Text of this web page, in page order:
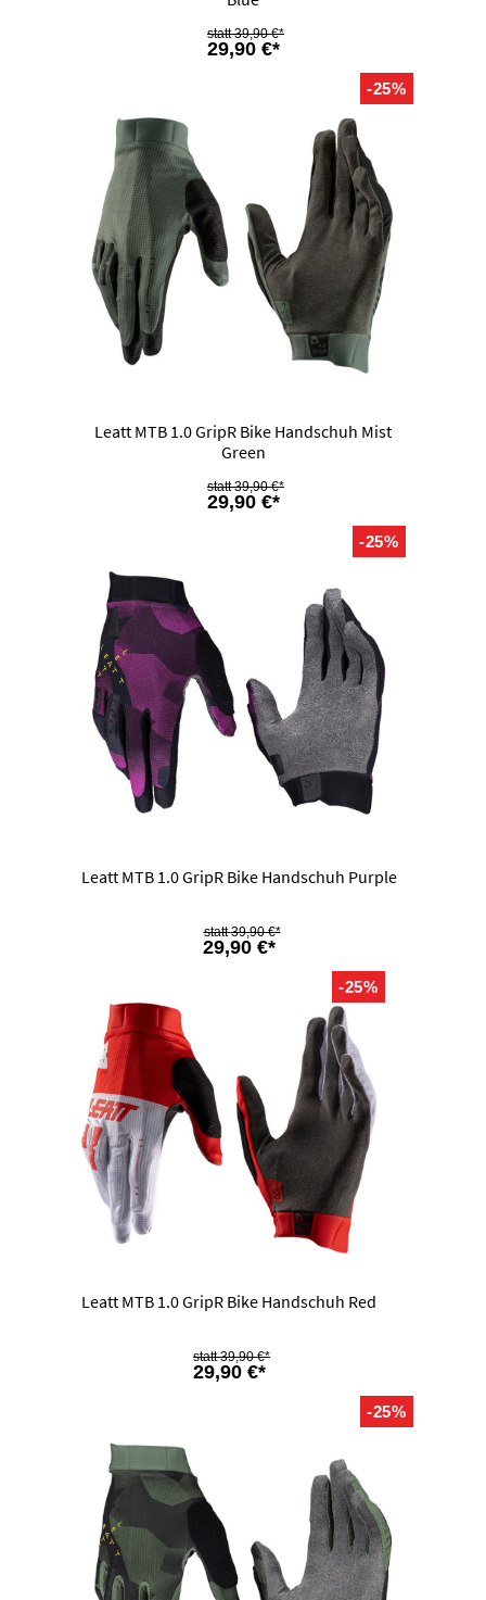
29,90 €*
39,90 €*
-25%
Leatt MTB 1.0 GripR Bike Handschuh Mist
Green
29,90 €*
39,90 €*
-25%
Leatt MTB 1.0 GripR Bike Handschuh Purple
29,90 €*
39,90 €*
-25%
Leatt MTB 1.0 GripR Bike Handschuh Red
29,90 €*
39,90 €*
-25%